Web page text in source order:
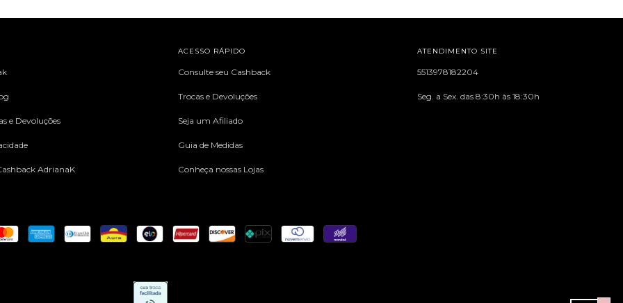
e Devoluções
AdrianaK
ACESSO RÁPIDO
Consulte seu Cashback
Trocas e Devoluções
Seja um Afiliado
Guia de Medidas
Conheça nossas Lojas
ATENDIMENTO SITE
5513978182204
Seg. a Sex. das 8:30h às 18:30h